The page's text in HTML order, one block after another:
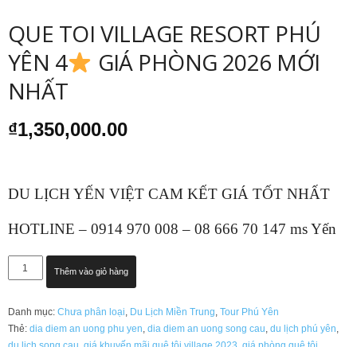
QUE TOI VILLAGE RESORT PHÚ
YÊN 4
GIÁ PHÒNG 2026 MỚI
NHẤT
₫1,350,000.00
DU LỊCH YẾN VIỆT CAM KẾT GIÁ TỐT NHẤT
HOTLINE – 0914 970 008 – 08 666 70 147 ms Yến
QUE
TOI
RESORT
PHÚ
Thêm vào giỏ hàng
Danh mục: Chưa phân loại, Du Lịch Miền Trung, Tour Phú Yên
Thẻ: dia diem an uong phu yen, dia diem an uong song cau, du lịch phú yên,